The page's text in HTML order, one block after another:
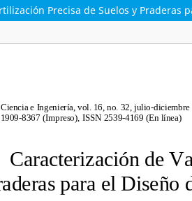
Precisa de Suelos y